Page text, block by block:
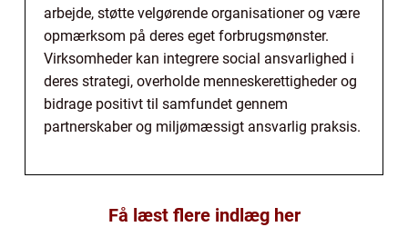
arbejde, støtte velgørende organisationer og være
opmærksom på deres eget forbrugsmønster.
Virksomheder kan integrere social ansvarlighed i
deres strategi, overholde menneskerettigheder og
bidrage positivt til samfundet gennem
partnerskaber og miljømæssigt ansvarlig praksis.
Få læst flere indlæg her